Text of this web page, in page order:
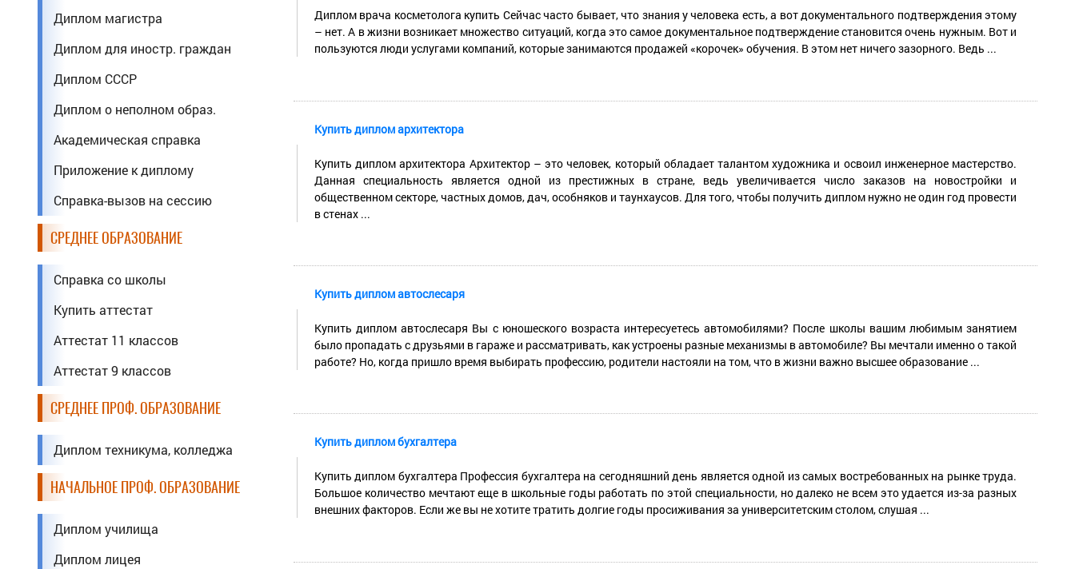
Диплом магистра
Диплом для иностр. граждан
Диплом СССР
Диплом о неполном образ.
Академическая справка
Приложение к диплому
Справка-вызов на сессию
СРЕДНЕЕ ОБРАЗОВАНИЕ
Справка со школы
Купить аттестат
Аттестат 11 классов
Аттестат 9 классов
СРЕДНЕЕ ПРОФ. ОБРАЗОВАНИЕ
Диплом техникума, колледжа
НАЧАЛЬНОЕ ПРОФ. ОБРАЗОВАНИЕ
Диплом училища
Диплом лицея
Диплом врача косметолога купить Сейчас часто бывает, что знания у человека есть, а вот документального подтверждения этому
– нет. А в жизни возникает множество ситуаций, когда это самое документальное подтверждение становится очень нужным. Вот и
пользуются люди услугами компаний, которые занимаются продажей «корочек» обучения. В этом нет ничего зазорного. Ведь ...
Купить диплом архитектора
Купить диплом архитектора Архитектор – это человек, который обладает талантом художника и освоил инженерное мастерство.
Данная специальность является одной из престижных в стране, ведь увеличивается число заказов на новостройки и
общественном секторе, частных домов, дач, особняков и таунхаусов. Для того, чтобы получить диплом нужно не один год провести
в стенах ...
Купить диплом автослесаря
Купить диплом автослесаря Вы с юношеского возраста интересуетесь автомобилями? После школы вашим любимым занятием
было пропадать с друзьями в гараже и рассматривать, как устроены разные механизмы в автомобиле? Вы мечтали именно о такой
работе? Но, когда пришло время выбирать профессию, родители настояли на том, что в жизни важно высшее образование ...
Купить диплом бухгалтера
Купить диплом бухгалтера Профессия бухгалтера на сегодняшний день является одной из самых востребованных на рынке труда.
Большое количество мечтают еще в школьные годы работать по этой специальности, но далеко не всем это удается из-за разных
внешних факторов. Если же вы не хотите тратить долгие годы просиживания за университетским столом, слушая ...